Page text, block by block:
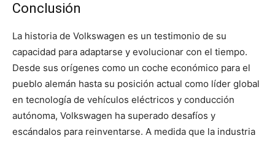
Conclusión
La historia de Volkswagen es un testimonio de su
capacidad para adaptarse y evolucionar con el tiempo.
Desde sus orígenes como un coche económico para el
pueblo alemán hasta su posición actual como líder global
en tecnología de vehículos eléctricos y conducción
autónoma, Volkswagen ha superado desafíos y
escándalos para reinventarse. A medida que la industria